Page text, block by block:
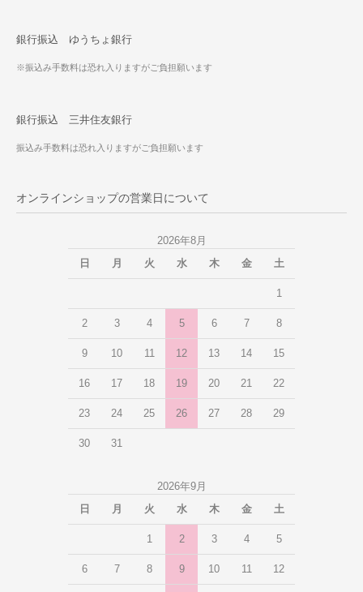
銀行振込 ゆうちょ銀行
※振込み手数料は恐れ入りますがご負担願います
銀行振込 三井住友銀行
振込み手数料は恐れ入りますがご負担願います
オンラインショップの営業日について
2026年8月
日
月 火 水 木 金 土
1
2 3 4 5 6 7 8
9 10 11 12 13 14 15
16 17 18 19 20 21 22
23 24 25 26 27 28 29
30 31
2026年9月
日
月 火 水 木 金 土
1 2 3 4 5
6 7 8 9 10 11 12